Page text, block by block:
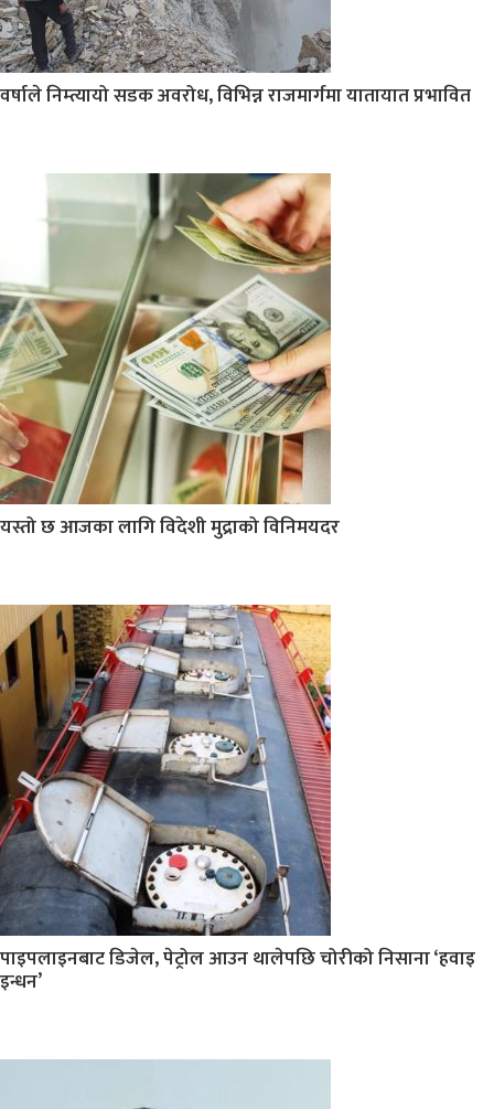
वर्षाले निम्त्यायो सडक अवरोध, विभिन्न राजमार्गमा यातायात प्रभावित
यस्तो छ आजका लागि विदेशी मुद्राको विनिमयदर
पाइपलाइनबाट डिजेल, पेट्रोल आउन थालेपछि चोरीको निसाना ‘हवाइ
इन्धन’